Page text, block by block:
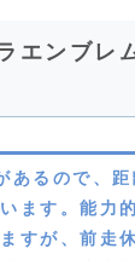
エンブ
あるので、
ます。能力
すが、前走